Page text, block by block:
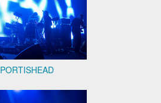
PORTISHEAD